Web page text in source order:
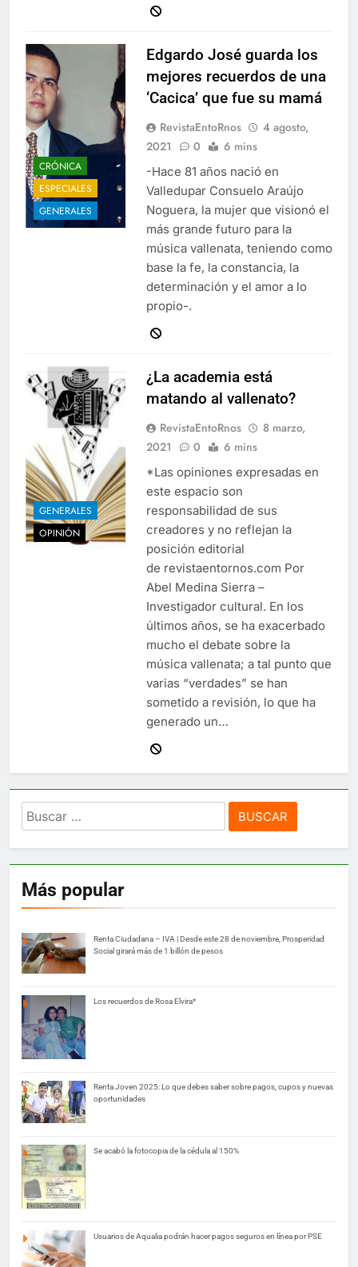
CRÓNICA
ESPECIALES
GENERALES
Edgardo José guarda los
mejores recuerdos de una
‘Cacica’ que fue su mamá
RevistaEntoRnos
4 agosto,
2021
0 6 mins
-Hace 81 años nació en
Valledupar Consuelo Araújo
Noguera, la mujer que visionó el
más grande futuro para la
música vallenata, teniendo como
base la fe, la constancia, la
determinación y el amor a lo
propio-.
GENERALES
OPINIÓN
¿La academia está
matando al vallenato?
RevistaEntoRnos
8 marzo,
2021
0 6 mins
*Las opiniones expresadas en
este espacio son
responsabilidad de sus
creadores y no reflejan la
posición editorial
de revistaentornos.com Por
Abel Medina Sierra –
Investigador cultural. En los
últimos años, se ha exacerbado
mucho el debate sobre la
música vallenata; a tal punto que
varias “verdades” se han
sometido a revisión, lo que ha
generado un…
Buscar:
Más popular
Renta Ciudadana – IVA | Desde este 28 de noviembre, Prosperidad
Social girará más de 1 billón de pesos
Los recuerdos de Rosa Elvira*
Renta Joven 2025: Lo que debes saber sobre pagos, cupos y nuevas
oportunidades
Se acabó la fotocopia de la cédula al 150%
Usuarios de Aqualia podrán hacer pagos seguros en línea por PSE